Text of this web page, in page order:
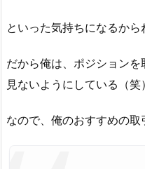
といった気持ちになるから
だから俺は、ポジション
見ないようにしている（笑）
なので、俺のおすすめの取